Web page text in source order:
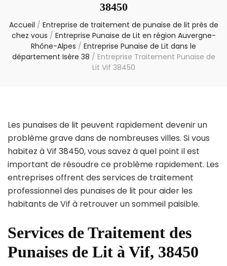
38450
Accueil / Entreprise de traitement de punaise de lit près de
chez vous / Entreprise Punaise de Lit en région Auvergne-
Rhône-Alpes / Entreprise Punaise de Lit dans le
département Isère 38 / Entreprise Traitement Punaise de
Lit Vif 38450
Les punaises de lit peuvent rapidement devenir un
problème grave dans de nombreuses villes. Si vous
habitez à Vif 38450, vous savez à quel point il est
important de résoudre ce problème rapidement. Les
entreprises offrent des services de traitement
professionnel des punaises de lit pour aider les
habitants de Vif à retrouver un sommeil paisible.
Services de Traitement des
Punaises de Lit à Vif, 38450